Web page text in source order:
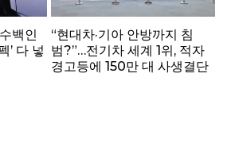
백인
’ 다 넣
“현대차·기아 안방까지 침
범?”…전기차 세계 1위, 적자
경고등에 150만 대 사생결단